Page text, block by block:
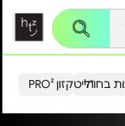
הייטקזון PRO²בחו"ל